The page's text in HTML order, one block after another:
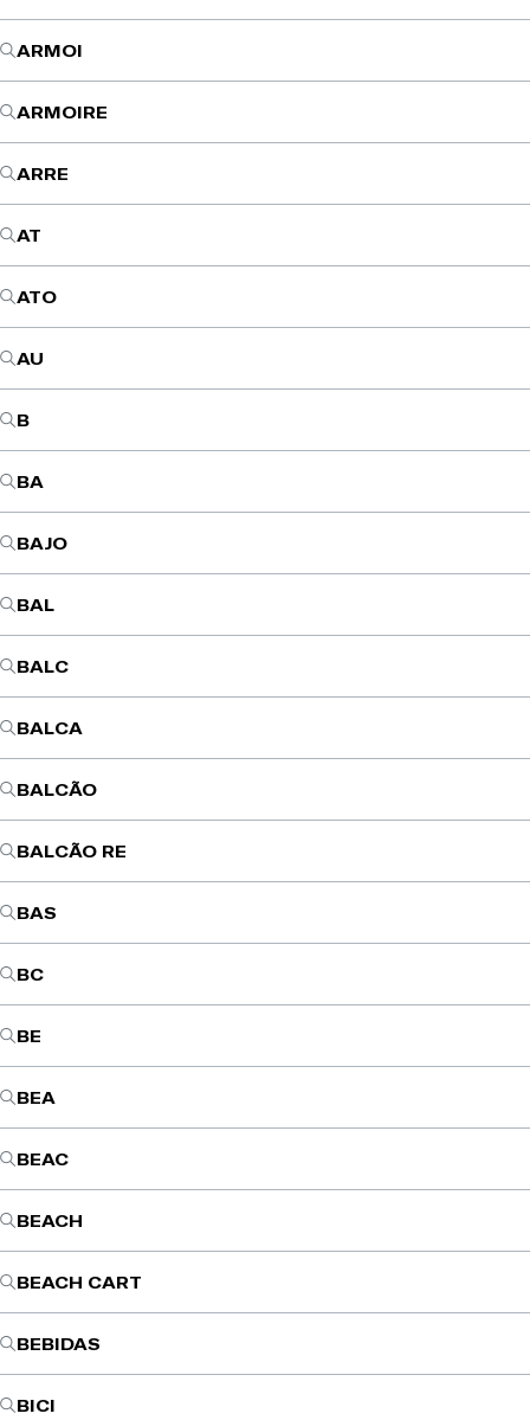
ARMOI
ARMOIRE
ARRE
AT
ATO
AU
B
BA
BAJO
BAL
BALC
BALCA
BALCÃO
BALCÃO RE
BAS
BC
BE
BEA
BEAC
BEACH
BEACH CART
BEBIDAS
BICI